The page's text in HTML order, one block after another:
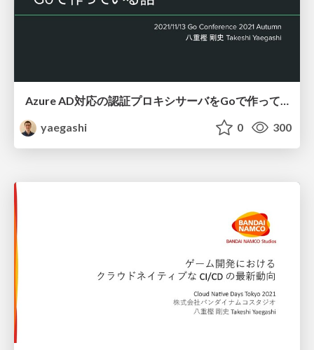
Azure AD対応の認証プロキシサーバをGoで作っている話
yaegashi
0 300